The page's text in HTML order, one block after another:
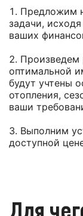
Предложим
задачи,
ваших
Произведем
оптимальной
будут учтены
отопления,
ваши
Выполним
доступной
Для